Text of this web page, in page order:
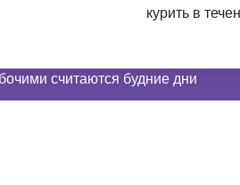
курить в
считаются будние дни